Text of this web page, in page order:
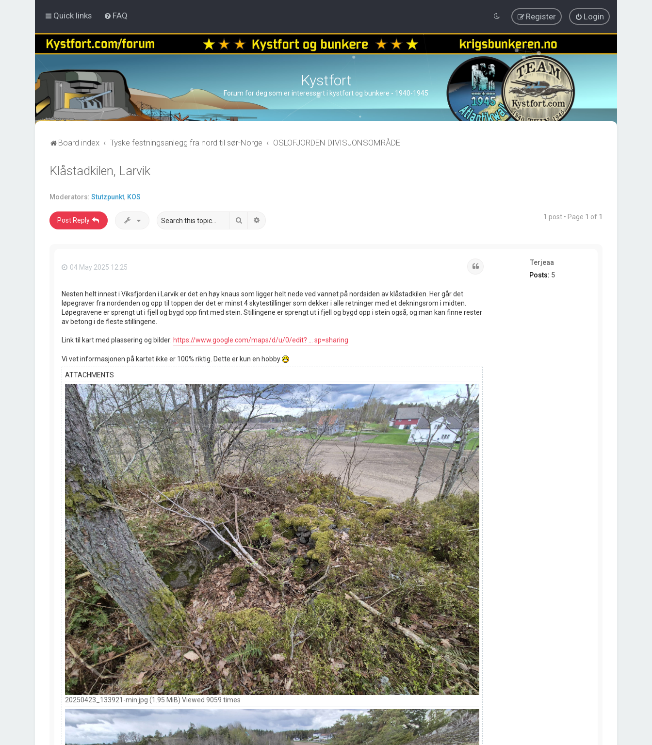
Quick links FAQ Login
Register
Kystfort
Forum for deg som er interessert i kystfort og bunkere - 1940-1945
Board index Tyske festningsanlegg fra nord til sør-Norge OSLOFJORDEN DIVISJONSOMRÅDE
Klåstadkilen, Larvik
Moderators: Stutzpunkt, KOS
Post Reply Search 1 post • Page 1 of 1
Terjeaa
Posts: 5
04 May 2025 12:25
Nesten helt innest i Viksfjorden i Larvik er det en høy knaus som ligger helt nede ved vannet på nordsiden av klåstadkilen. Her går det
løpegraver fra nordenden og opp til toppen der det er minst 4 skytestillinger som dekker i alle retninger med et dekningsrom i midten.
Løpegravene er sprengt ut i fjell og bygd opp fint med stein. Stillingene er sprengt ut i fjell og bygd opp i stein også, og man kan finne rester
av betong i de fleste stillingene.
Link til kart med plassering og bilder: https://www.google.com/maps/d/u/0/edit? ... sp=sharing
Vi vet informasjonen på kartet ikke er 100% riktig. Dette er kun en hobby
ATTACHMENTS
20250423_133921-min.jpg (1.95 MiB) Viewed 9059 times